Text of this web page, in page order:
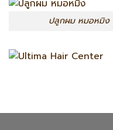
ปลูกผม หมอหมิง